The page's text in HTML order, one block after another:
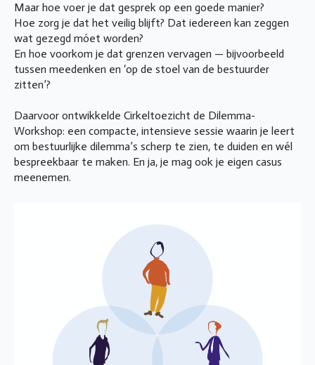
Maar hoe voer je dat gesprek op een goede manier?
Hoe zorg je dat het veilig blijft? Dat iedereen kan zeggen
wat gezegd móet worden?
En hoe voorkom je dat grenzen vervagen — bijvoorbeeld
tussen meedenken en ‘op de stoel van de bestuurder
zitten’?
Daarvoor ontwikkelde Cirkeltoezicht de Dilemma-
Workshop: een compacte, intensieve sessie waarin je leert
om bestuurlijke dilemma’s scherp te zien, te duiden en wél
bespreekbaar te maken. En ja, je mag ook je eigen casus
meenemen.